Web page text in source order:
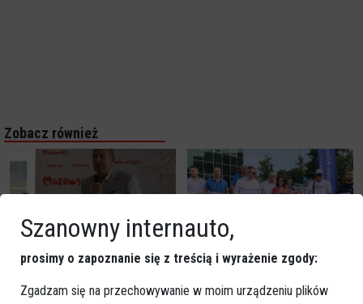
Zobacz również
Mirosława Augustyniaka już
zgłoszony do PKW
Obywatelska zbiera podpisy
poparcia [WIDEO, ZDJĘCIA]
Szanowny internauto,
prosimy o zapoznanie się z treścią i wyrażenie zgody:
Zgadzam się na przechowywanie w moim urządzeniu plików